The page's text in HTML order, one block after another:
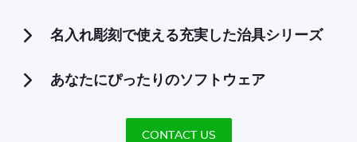
名入れ彫刻で使える充実した治具シリーズ
あなたにぴったりのソフトウェア
CONTACT US